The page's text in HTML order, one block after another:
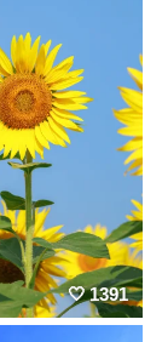
1391